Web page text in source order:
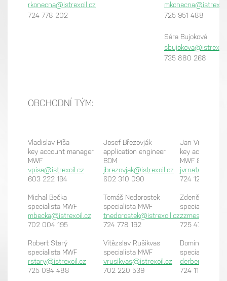
rkonecna@istrexoil.cz
724 778 202
725 951 488
Sára Bujoková
735 880 268
OBCHODNÍ TÝM:
Vladislav Píša
key account manager
MWF
vpisa@istrexoil.cz
603 222 194
Josef Březovják
application engineer
BDM
jbrezovjak@istrexoil.cz
602 310 090
Jan Vrňata
key account
MWF & HPL
724 123 899
Michal Bečka
specialista MWF
mbecka@istrexoil.cz
702 004 195
Tomáš Nedorostek
specialista MWF
tnedorostek@istrexoil.cz
724 778 192
Zdeněk
specialista
725 470 030
Robert Starý
specialista MWF
rstary@istrexoil.cz
725 094 488
Vítězslav Rušikvas
specialista MWF
vrusikvas@istrexoil.cz
702 220 539
Dominik Erben
specialista
724 113 265